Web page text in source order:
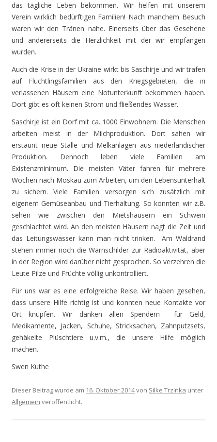
das tägliche Leben bekommen. Wir helfen mit unserem
Verein wirklich bedürftigen Familien! Nach manchem Besuch
waren wir den Tränen nahe. Einerseits über das Gesehene
und andererseits die Herzlichkeit mit der wir empfangen
wurden.
Auch die Krise in der Ukraine wirkt bis Saschirje und wir trafen
auf Flüchtlingsfamilien aus den Kriegsgebieten, die in
verlassenen Häusern eine Notunterkunft bekommen haben.
Dort gibt es oft keinen Strom und fließendes Wasser.
Saschirje ist ein Dorf mit ca. 1000 Einwohnern. Die Menschen
arbeiten meist in der Milchproduktion. Dort sahen wir
erstaunt neue Ställe und Melkanlagen aus niederländischer
Produktion. Dennoch leben viele Familien am
Existenzminimum. Die meisten Väter fahren für mehrere
Wochen nach Moskau zum Arbeiten, um den Lebensunterhalt
zu sichern. Viele Familien versorgen sich zusätzlich mit
eigenem Gemüseanbau und Tierhaltung. So konnten wir z.B.
sehen wie zwischen den Mietshäusern ein Schwein
geschlachtet wird. An den meisten Häusern nagt die Zeit und
das Leitungswasser kann man nicht trinken. Am Waldrand
stehen immer noch die Warnschilder zur Radioaktivität, aber
in der Region wird darüber nicht gesprochen. So verzehren die
Leute Pilze und Früchte völlig unkontrolliert.
Für uns war es eine erfolgreiche Reise. Wir haben gesehen,
dass unsere Hilfe richtig ist und konnten neue Kontakte vor
Ort knüpfen. Wir danken allen Spendern für Geld,
Medikamente, Jacken, Schuhe, Stricksachen, Zahnputzsets,
gehäkelte Plüschtiere u.v.m., die unsere Hilfe möglich
machen.
Swen Kuthe
Dieser Beitrag wurde am 16. Oktober 2014von Silke Trzinka unter
Allgemein veröffentlicht.